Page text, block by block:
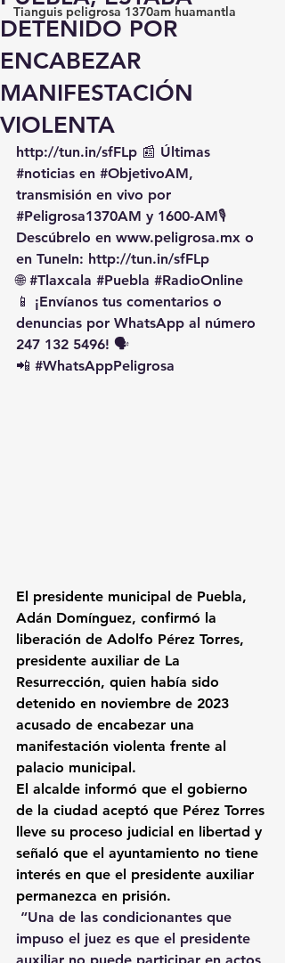
Tianguis peligrosa 1370am huamantla
DETENIDO POR
ENCABEZAR
MANIFESTACIÓN
VIOLENTA
http://tun.in/sfFLp 📰 Últimas
#noticias en #ObjetivoAM,
transmisión en vivo por
#Peligrosa1370AM y 1600-AM🎙️
Descúbrelo en www.peligrosa.mx o
en TuneIn: http://tun.in/sfFLp
🌐 #Tlaxcala #Puebla #RadioOnline
📱 ¡Envíanos tus comentarios o
denuncias por WhatsApp al número
247 132 5496! 🗣️
📲 #WhatsAppPeligrosa
El presidente municipal de Puebla,
Adán Domínguez, confirmó la
liberación de Adolfo Pérez Torres,
presidente auxiliar de La
Resurrección, quien había sido
detenido en noviembre de 2023
acusado de encabezar una
manifestación violenta frente al
palacio municipal.
El alcalde informó que el gobierno
de la ciudad aceptó que Pérez Torres
lleve su proceso judicial en libertad y
señaló que el ayuntamiento no tiene
interés en que el presidente auxiliar
permanezca en prisión.
“Una de las condicionantes que
impuso el juez es que el presidente
auxiliar no puede participar en actos